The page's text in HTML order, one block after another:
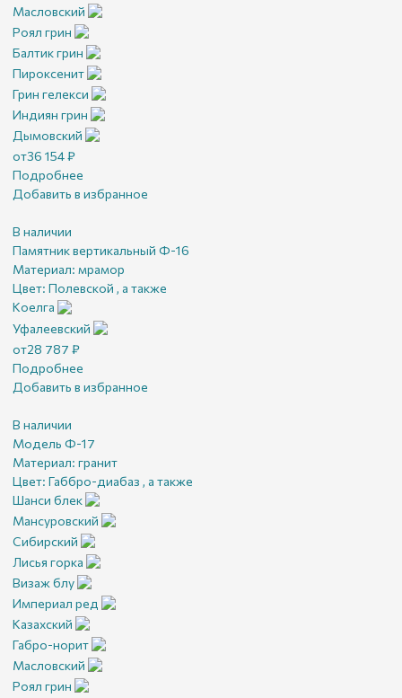
Масловский
Роял грин
Балтик грин
Пироксенит
Грин гелекси
Индиян грин
Дымовский
от36 154₽
Подробнее
Добавить в избранное
В наличии
Памятник вертикальный Ф-16
Материал: мрамор
Цвет: Полевской , а также
Коелга
Уфалеевский
от28 787 ₽
Подробнее
Добавить в избранное
В наличии
Модель Ф-17
Материал: гранит
Цвет: Габбро-диабаз , а также
Шанси блек
Мансуровский
Сибирский
Лисья горка
Визаж блу
Империал ред
Казахский
Габро-норит
Масловский
Роял грин